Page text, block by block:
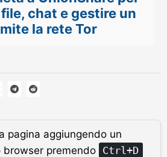
chat e gestire un
la rete Tor
pagina aggiungendo un
browser premendo Ctrl+D